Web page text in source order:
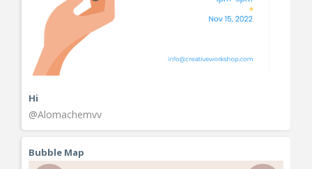
Hi
@Alomachemvv
Bubble Map